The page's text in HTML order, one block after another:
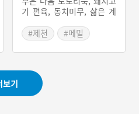
기 편육, 동치미무, 삶은 계
천시의 향토음식이다. 동치
미 국물에 국수만 말면 ‘토
면’이라 하고, 고명을 얹은
#제천
#메밀
#충청북도 별미
보기